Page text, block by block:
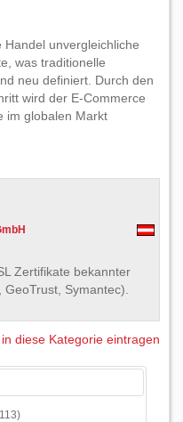
unvergleichliche
was traditionelle
neu definiert. Durch den
wird der E-Commerce
im globalen Markt
Zertifikate bekannter
Symantec).
diese Kategorie eintragen